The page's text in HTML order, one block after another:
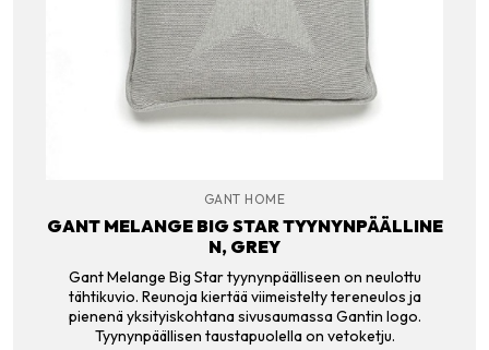
GANT HOME
GANT MELANGE BIG STAR TYYNYNPÄÄLLINE
N, GREY
Gant Melange Big Star tyynynpäälliseen on neulottu
tähtikuvio. Reunoja kiertää viimeistelty tereneulos ja
pienenä yksityiskohtana sivusaumassa Gantin logo.
Tyynynpäällisen taustapuolella on vetoketju.